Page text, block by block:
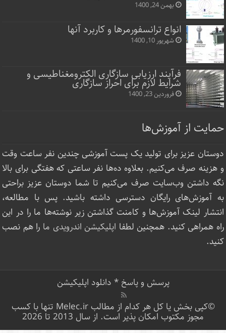
بهمن 24, 1400
انواع ترانسفورمرها و کاربرد آنها
شهریور 10, 1400
فرآیند ارزیابی سازگاری الکترومغناطیسی و
شرایط لازم برای احراز سازگاری
فروردین 23, 1400
حمایت از آموزش‌ها
دوستان عزیز برای تولید یک پست آموزشی چندین نفر ساعت‌ وقت
و هزینه صرف می‌کنیم. بعلاوه ده‌ها نفر ساعتی که هفتگی برای بالا
نگه داشتن وب‌سایت صرف ‌می‌کنیم تا شما دوستان عزیز براحتی
به آموزش‌های رایگان دسترسی داشته باشید. پس با مطالعه،
انتشار لینک‌ آموزش‌ها و کامنت گذاشتن زیر نوشته‌‌ها ما را در این
راه همراهی کنید. همچنین لطفا اپلیکیشن اندرویدی ما را هم نصب
کنید.
پرسش و پاسخ* دانلود اپلیکیشن
©کپی بخش یا کل هر کدام از مطالب Melec.ir تنها با کسب
مجوز مکتوب امکان پذیر است. از سال 2013 تا 2026